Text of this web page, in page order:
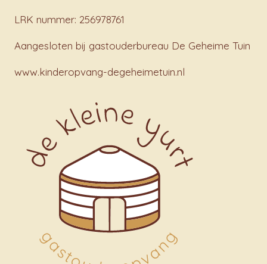
LRK nummer: 256978761
Aangesloten bij gastouderbureau De Geheime Tuin
www.kinderopvang-degeheimetuin.nl